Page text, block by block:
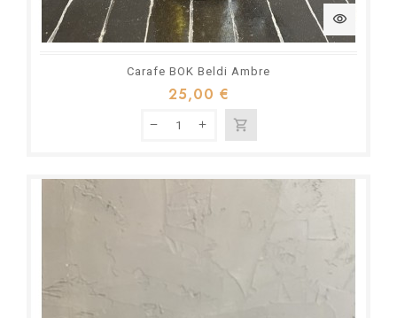
visibility
Carafe BOK Beldi Ambre
25,00 €
shopping_cart